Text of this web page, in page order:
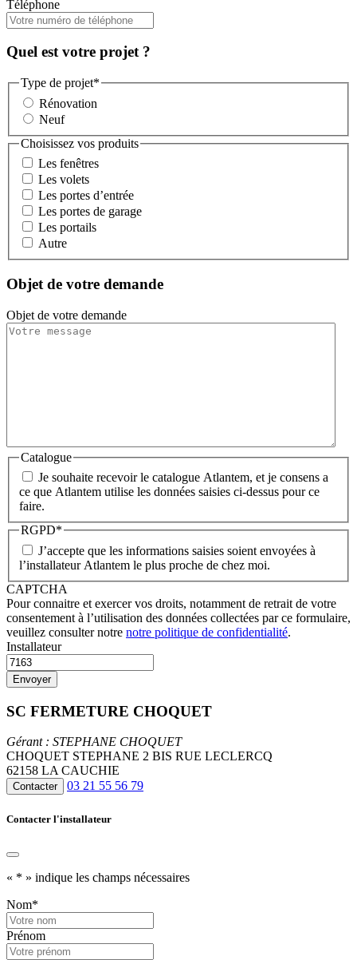
Téléphone
Quel est votre projet ?
Type de projet*
Rénovation
Neuf
Choisissez vos produits
Les fenêtres
Les volets
Les portes d’entrée
Les portes de garage
Les portails
Autre
Objet de votre demande
Objet de votre demande
Catalogue
Je souhaite recevoir le catalogue Atlantem, et je consens a
ce que Atlantem utilise les données saisies ci-dessus pour ce
faire.
RGPD*
J’accepte que les informations saisies soient envoyées à
l’installateur Atlantem le plus proche de chez moi.
CAPTCHA
Pour connaitre et exercer vos droits, notamment de retrait de votre
consentement à l’utilisation des données collectées par ce formulaire,
veuillez consulter notre notre politique de confidentialité.
Installateur
SC FERMETURE CHOQUET
Gérant : STEPHANE CHOQUET
CHOQUET STEPHANE 2 BIS RUE LECLERCQ
62158 LA CAUCHIE
Contacter 03 21 55 56 79
Contacter l'installateur
« * » indique les champs nécessaires
Nom*
Prénom